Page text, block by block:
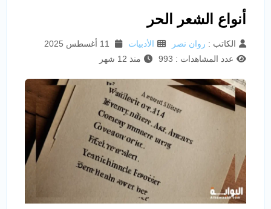
أنواع الشعر الحر
الكاتب : روان نصر الأدبيات
عدد المشاهدات : 993
منذ 12 شهر